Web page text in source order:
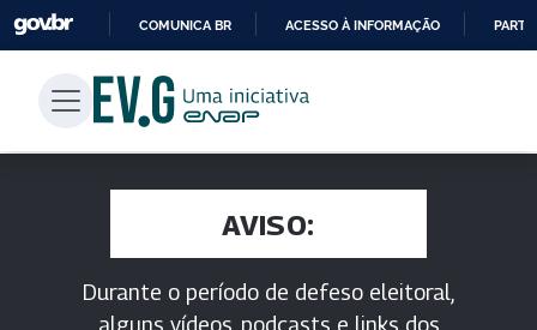
PARA
CONTEÚDO
COMUNICA BR ACESSO À INFORMAÇÃO
AVISO:
Durante o período de defeso eleitoral,
alguns vídeos, podcasts e links dos